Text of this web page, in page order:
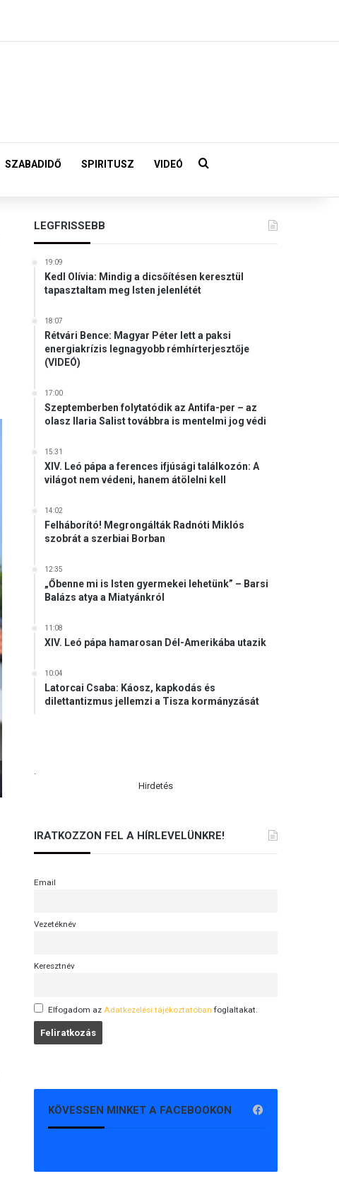
SZABADIDŐ SPIRITUSZ VIDEÓ Keresés:
LEGFRISSEBB
19:09
Kedl Olívia: Mindig a dicsőítésen keresztül
tapasztaltam meg Isten jelenlétét
18:07
Rétvári Bence: Magyar Péter lett a paksi
energiakrízis legnagyobb rémhírterjesztője
(VIDEÓ)
17:00
Szeptemberben folytatódik az Antifa-per – az
olasz Ilaria Salist továbbra is mentelmi jog védi
15:31
XIV. Leó pápa a ferences ifjúsági találkozón: A
világot nem védeni, hanem átölelni kell
14:02
Felháborító! Megrongálták Radnóti Miklós
szobrát a szerbiai Borban
12:35
„Őbenne mi is Isten gyermekei lehetünk” – Barsi
Balázs atya a Miatyánkról
11:08
XIV. Leó pápa hamarosan Dél-Amerikába utazik
10:04
Latorcai Csaba: Káosz, kapkodás és
dilettantizmus jellemzi a Tisza kormányzását
.
Hirdetés
IRATKOZZON FEL A HÍRLEVELÜNKRE!
Email
Vezetéknév
Keresztnév
Elfogadom az Adatkezelési tájékoztatóban foglaltakat.
KÖVESSEN MINKET A FACEBOOKON